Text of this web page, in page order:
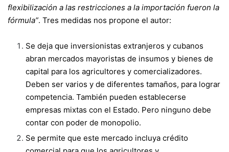
flexibilización a las restricciones a la importación fueron la
fórmula”. Tres medidas nos propone el autor:
Se deja que inversionistas extranjeros y cubanos
abran mercados mayoristas de insumos y bienes de
capital para los agricultores y comercializadores.
Deben ser varios y de diferentes tamaños, para lograr
competencia. También pueden establecerse
empresas mixtas con el Estado. Pero ninguno debe
contar con poder de monopolio.
Se permite que este mercado incluya crédito